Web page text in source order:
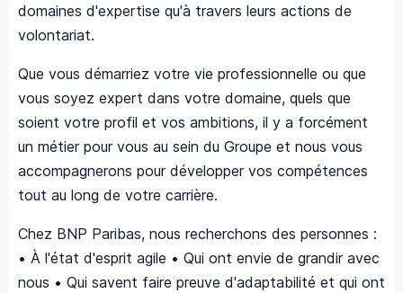
domaines d'expertise qu'à travers leurs actions de
volontariat.
Que vous démarriez votre vie professionnelle ou que
vous soyez expert dans votre domaine, quels que
soient votre profil et vos ambitions, il y a forcément
un métier pour vous au sein du Groupe et nous vous
accompagnerons pour développer vos compétences
tout au long de votre carrière.
Chez BNP Paribas, nous recherchons des personnes :
• À l'état d'esprit agile • Qui ont envie de grandir avec
nous • Qui savent faire preuve d'adaptabilité et qui ont